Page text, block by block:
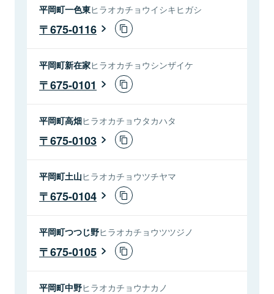
平岡町一色東ヒラオカチョウイシキヒガシ
675-0116
平岡町新在家ヒラオカチョウシンザイケ
675-0101
平岡町高畑ヒラオカチョウタカハタ
675-0103
平岡町土山ヒラオカチョウツチヤマ
675-0104
平岡町つつじ野ヒラオカチョウツツジノ
675-0105
平岡町中野ヒラオカチョウナカノ